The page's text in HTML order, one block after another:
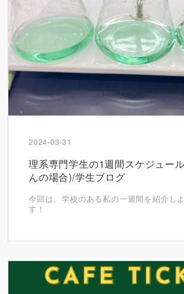
2024-03-31
理系専門学生の1週間スケジュー
んの場合)/学生ブログ
今回は、学校のある私の一週間を紹介し
す！